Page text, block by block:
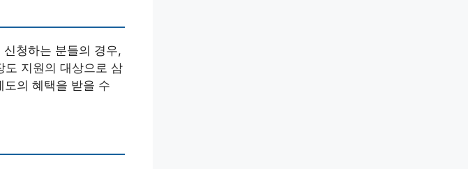
청하는 분들의 경우,
도 지원의 대상으로 삼
의 혜택을 받을 수